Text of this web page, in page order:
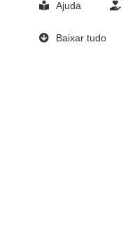
Ajuda
Baixar tudo